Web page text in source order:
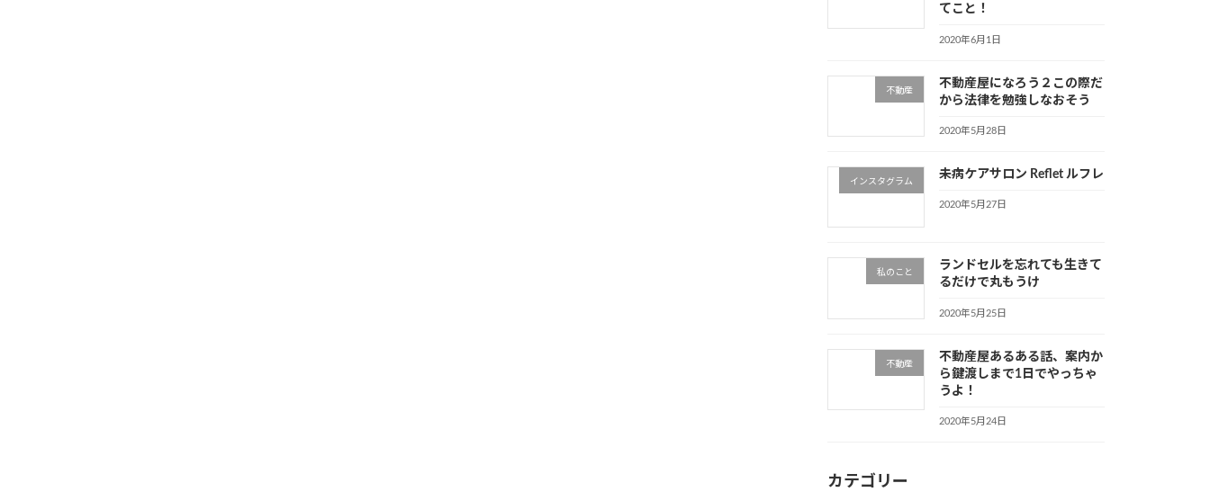
てこと！
2020年6月1日
不動産
不動産屋になろう２この際だ
から法律を勉強しなおそう
2020年5月28日
インスタグラム
未病ケアサロン Reflet ルフレ
2020年5月27日
私のこと
ランドセルを忘れても生きて
るだけで丸もうけ
2020年5月25日
不動産
不動産屋あるある話、案内か
ら鍵渡しまで1日でやっちゃ
うよ！
2020年5月24日
カテゴリー